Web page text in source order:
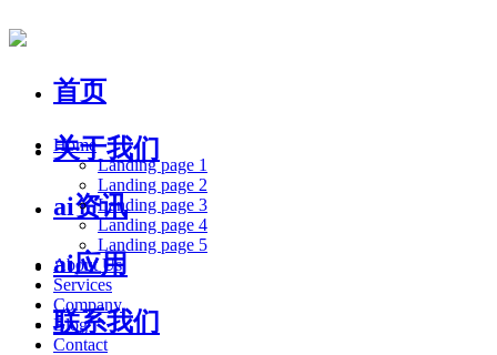
首页
关于我们
ai资讯
ai应用
联系我们
Home
Landing page 1
Landing page 2
Landing page 3
Landing page 4
Landing page 5
About Us
Services
Company
Blog
Contact